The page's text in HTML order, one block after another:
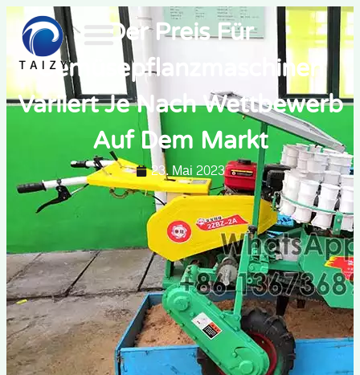
Der Preis Für
Gemüsepflanzmaschinen
Variiert Je Nach Wettbewerb
Auf Dem Markt
23. Mai 2023